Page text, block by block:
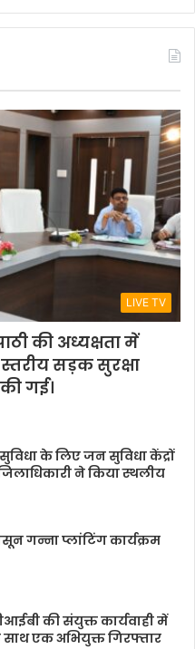
LIVE TV
की अध्यक्षता में
सड़क सुरक्षा
गई।
के लिए जन सुविधा केंद्रों
ने किया स्थलीय
गन्ना प्लांटिंग कार्यक्रम
की संयुक्त कार्यवाही में
एक अभियुक्त गिरफ्तार